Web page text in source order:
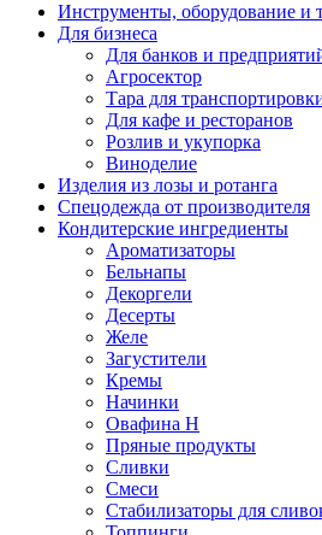
Инструменты, оборудование и
Для бизнеса
Для банков и
Агросектор
Тара для
Для кафе и ресторанов
Розлив и укупорка
Виноделие
Изделия из лозы и ротанга
Спецодежда от производителя
Кондитерские ингредиенты
Ароматизаторы
Бельнапы
Декоргели
Десерты
Желe
Загустители
Кремы
Начинки
Овафина Н
Пряные продукты
Сливки
Смеси
Стабилизаторы для